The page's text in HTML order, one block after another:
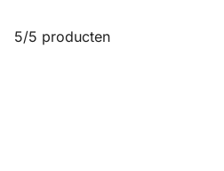
5/5 producten